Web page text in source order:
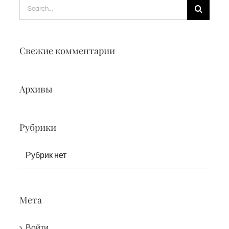
Search
for:
Свежие комментарии
Архивы
Рубрики
Рубрик нет
Мета